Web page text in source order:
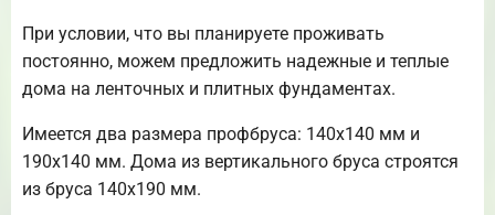
При условии, что вы планируете проживать
постоянно, можем предложить надежные и теплые
дома на ленточных и плитных фундаментах.
Имеется два размера профбруса: 140х140 мм и
190х140 мм. Дома из вертикального бруса строятся
из бруса 140х190 мм.